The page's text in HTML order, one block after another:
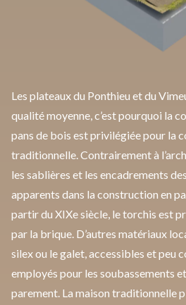
Les plateaux du Ponthieu et du
qualité moyenne, c’est pourquoi la
pans de bois est privilégiée pour la
traditionnelle. Contrairement à
les sablières et les encadrements
apparents dans la construction en
partir du XIXe siècle, le torchis est
par la brique. D’autres matériaux
silex ou le galet, accessibles et peu
employés pour les soubassements
parement. La maison traditionnelle